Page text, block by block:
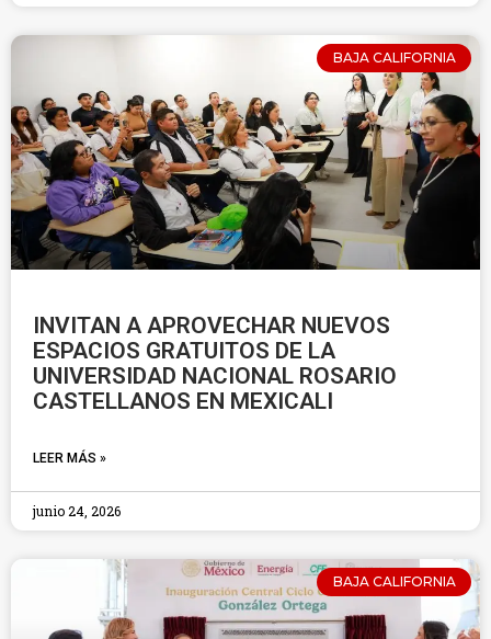
BAJA CALIFORNIA
INVITAN A APROVECHAR NUEVOS
ESPACIOS GRATUITOS DE LA
UNIVERSIDAD NACIONAL ROSARIO
CASTELLANOS EN MEXICALI
LEER MÁS »
junio 24, 2026
BAJA CALIFORNIA